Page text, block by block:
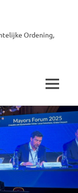
Ordening,
MENU